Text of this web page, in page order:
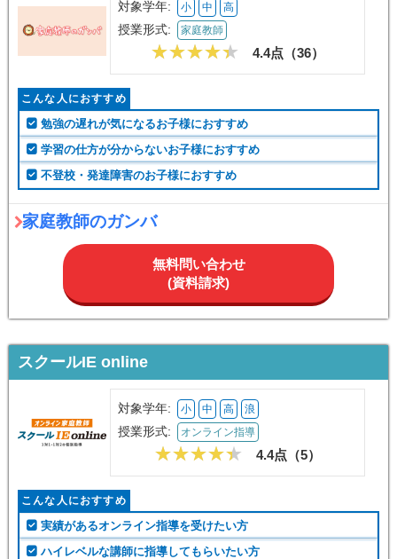
対象学年: 小 中 高
授業形式: 家庭教師
4.4点（36）
こんな人におすすめ
勉強の遅れが気になるお子様におすすめ
学習の仕方が分からないお子様におすすめ
不登校・発達障害のお子様におすすめ
家庭教師のガンバ
無料問い合わせ
(資料請求)
スクールIE online
対象学年: 小 中 高 浪
授業形式: オンライン指導
4.4点（5）
こんな人におすすめ
実績があるオンライン指導を受けたい方
ハイレベルな講師に指導してもらいたい方